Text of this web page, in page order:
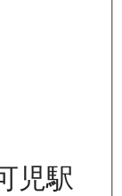
児駅